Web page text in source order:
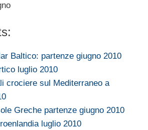
Baltico: partenze giugno 2010
luglio 2010
crociere sul Mediterraneo a
Greche partenze giugno 2010
luglio 2010